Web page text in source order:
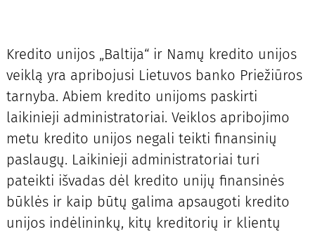
Kredito unijos „Baltija“ ir Namų kredito unijos
veiklą yra apribojusi Lietuvos banko Priežiūros
tarnyba. Abiem kredito unijoms paskirti
laikinieji administratoriai. Veiklos apribojimo
metu kredito unijos negali teikti finansinių
paslaugų. Laikinieji administratoriai turi
pateikti išvadas dėl kredito unijų finansinės
būklės ir kaip būtų galima apsaugoti kredito
unijos indėlininkų, kitų kreditorių ir klientų